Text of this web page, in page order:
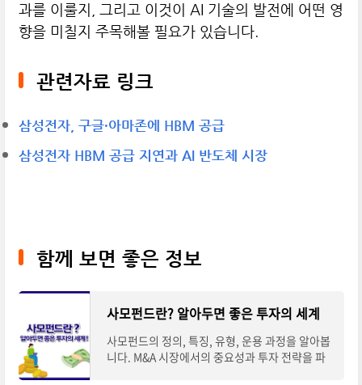
과를 이룰지, 그리고 이것이 AI 기술의 발전에 어떤 영
향을 미칠지 주목해볼 필요가 있습니다.
관련자료 링크
삼성전자, 구글·아마존에 HBM 공급
삼성전자 HBM 공급 지연과 AI 반도체 시장
함께 보면 좋은 정보
사모펀드란? 알아두면 좋은 투자의 세계
사모펀드의 정의, 특징, 유형, 운용 과정을 알아봅
니다. M&A 시장에서의 중요성과 투자 전략을 파